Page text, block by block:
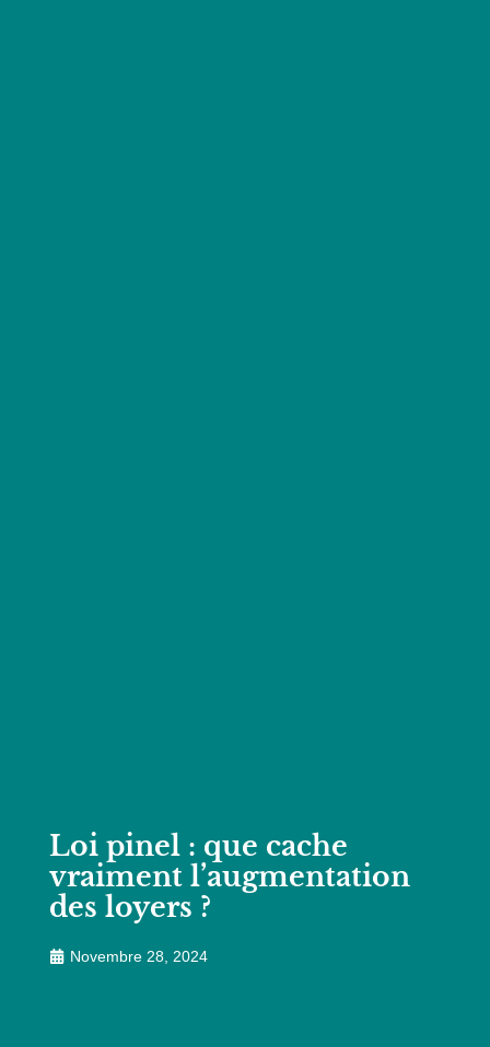
Loi pinel : que cache
vraiment l’augmentation
des loyers ?
Novembre 28, 2024